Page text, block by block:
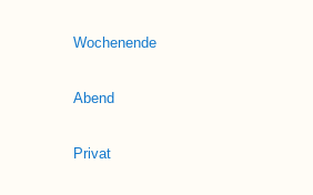
Wochenende
Abend
Privat